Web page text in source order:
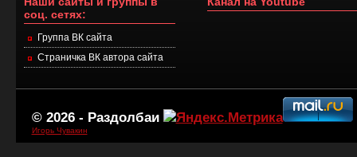
соц. сетях:
Группа ВК сайта
Страничка ВК автора сайта
© 2026 - Раздолбаи
Игорь Чувакин